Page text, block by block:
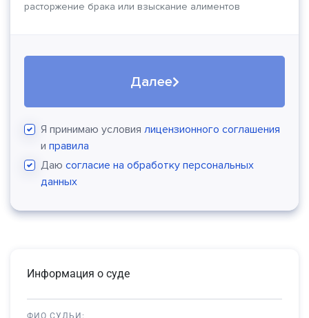
расторжение брака или взыскание алиментов
Далее
Я принимаю условия лицензионного соглашения
и правила
Даю согласие на обработку персональных
данных
Информация о суде
ФИО СУДЬИ: